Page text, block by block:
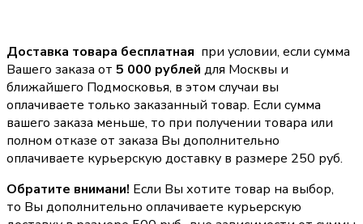
Доставка товара бесплатная при условии, если сумма
Вашего заказа от 5 000 рублей для Москвы и
ближайшего Подмосковья, в этом случаи вы
оплачиваете только заказанный товар. Если сумма
вашего заказа меньше, то при получении товара или
полном отказе от заказа Вы дополнительно
оплачиваете курьерскую доставку в размере 250 руб.
Обратите внимани! Если Вы хотите товар на выбор,
то Вы дополнительно оплачиваете курьерскую